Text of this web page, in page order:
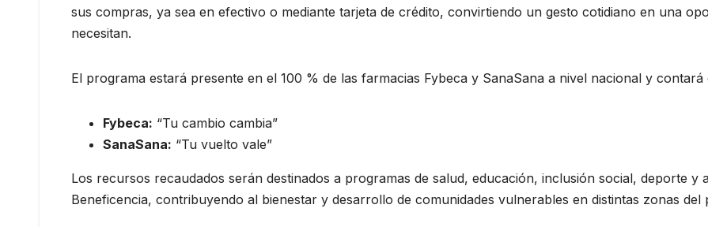
sus compras, ya sea en efectivo o mediante tarjeta de crédito, convirtiendo un gesto cotidiano en una
necesitan.
El programa estará presente en el 100 % de las farmacias Fybeca y SanaSana a nivel nacional y
Fybeca: “Tu cambio cambia”
SanaSana: “Tu vuelto vale”
Los recursos recaudados serán destinados a programas de salud, educación, inclusión social, deporte y
Beneficencia, contribuyendo al bienestar y desarrollo de comunidades vulnerables en distintas zonas del